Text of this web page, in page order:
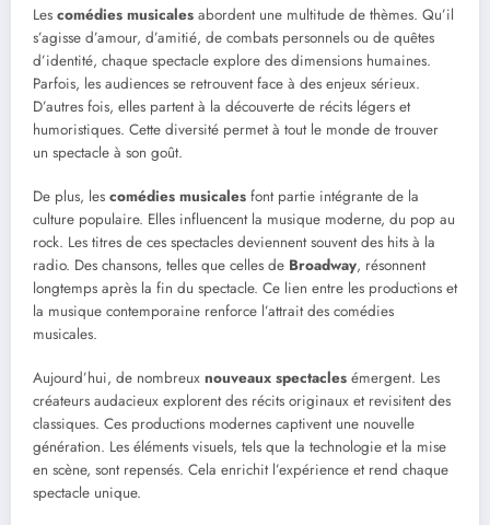
Les comédies musicales abordent une multitude de thèmes. Qu’il
s’agisse d’amour, d’amitié, de combats personnels ou de quêtes
d’identité, chaque spectacle explore des dimensions humaines.
Parfois, les audiences se retrouvent face à des enjeux sérieux.
D’autres fois, elles partent à la découverte de récits légers et
humoristiques. Cette diversité permet à tout le monde de trouver
un spectacle à son goût.
De plus, les comédies musicales font partie intégrante de la
culture populaire. Elles influencent la musique moderne, du pop au
rock. Les titres de ces spectacles deviennent souvent des hits à la
radio. Des chansons, telles que celles de Broadway, résonnent
longtemps après la fin du spectacle. Ce lien entre les productions et
la musique contemporaine renforce l’attrait des comédies
musicales.
Aujourd’hui, de nombreux nouveaux spectacles émergent. Les
créateurs audacieux explorent des récits originaux et revisitent des
classiques. Ces productions modernes captivent une nouvelle
génération. Les éléments visuels, tels que la technologie et la mise
en scène, sont repensés. Cela enrichit l’expérience et rend chaque
spectacle unique.